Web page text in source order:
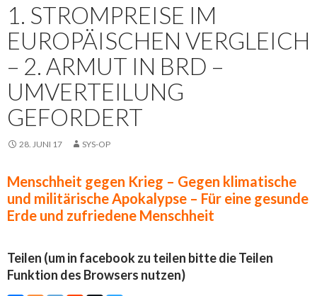
1. STROMPREISE IM
EUROPÄISCHEN VERGLEICH
– 2. ARMUT IN BRD –
UMVERTEILUNG
GEFORDERT
28. JUNI 17 SYS-OP
Menschheit gegen Krieg – Gegen klimatische
und militärische Apokalypse – Für eine gesunde
Erde und zufriedene Menschheit
Teilen (um in facebook zu teilen bitte die Teilen
Funktion des Browsers nutzen)